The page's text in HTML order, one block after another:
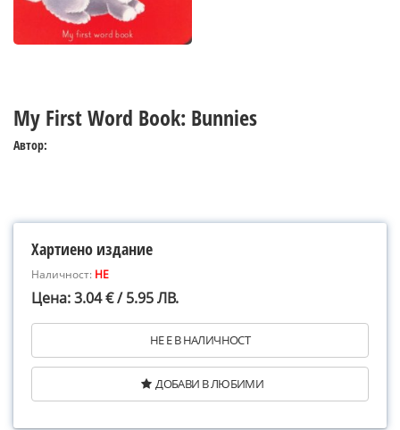
My First Word Book: Bunnies
Автор:
Хартиено издание
Наличност: НЕ
Цена: 3.04 € / 5.95 ЛВ.
НЕ Е В НАЛИЧНОСТ
ДОБАВИ В ЛЮБИМИ